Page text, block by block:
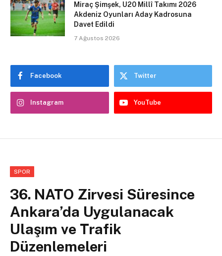
Miraç Şimşek, U20 Millî Takımı 2026
Akdeniz Oyunları Aday Kadrosuna
Davet Edildi
7 Ağustos 2026
Facebook Twitter
Instagram YouTube
SPOR
36. NATO Zirvesi Süresince
Ankara’da Uygulanacak
Ulaşım ve Trafik
Düzenlemeleri